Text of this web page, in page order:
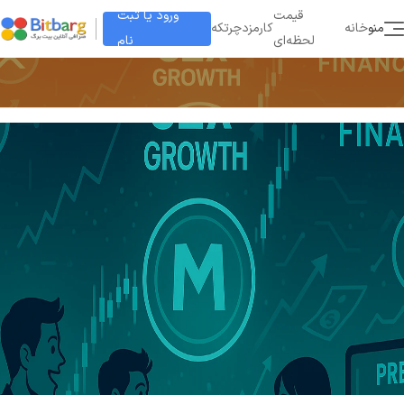
ورود یا ثبت
نام
چرتکهکارمزد
قیمت
لحظه‌ای
خانهمنو